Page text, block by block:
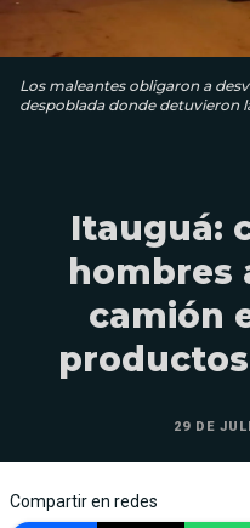
Los maleantes obligaron a
despoblada donde detuvieron
Itauguá:
hombres
camión
29 DE
Compartir en redes